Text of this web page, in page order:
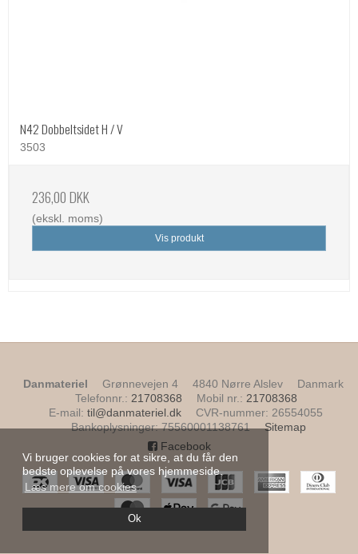
Vi bruger cookies for at sikre, at du får den
bedste oplevelse på vores hjemmeside.
Læs mere om cookies
Ok
N42 Dobbeltsidet H / V
3503
236,00 DKK
(ekskl. moms)
Vis produkt
Danmateriel Grønnevejen 4 4840 Nørre Alslev
Danmark
Telefonnr. : 21708368 Mobil nr. : 21708368
E-mail: til@danmateriel.dk CVR-nummer: 26554055
Bankoplysninger:75560001138761
Sitemap
Facebook